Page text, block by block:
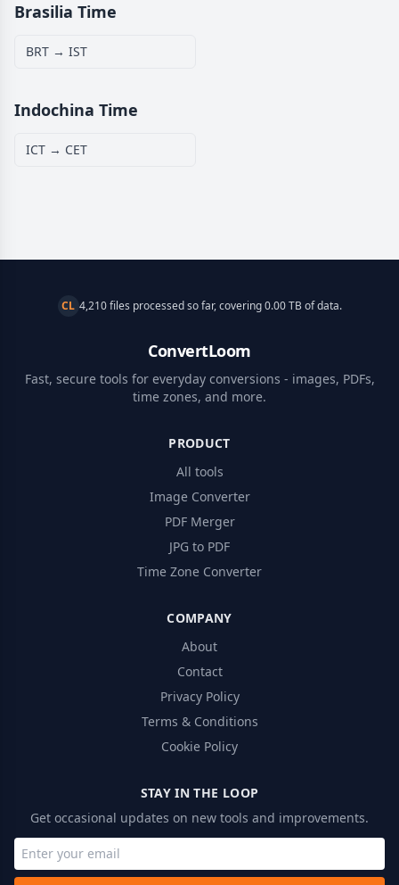
Brasilia Time
BRT → IST
Indochina Time
ICT → CET
CL 4,210 files processed so far, covering 0.00 TB of data.
ConvertLoom
Fast, secure tools for everyday conversions - images, PDFs,
time zones, and more.
PRODUCT
All tools
Image Converter
PDF Merger
JPG to PDF
Time Zone Converter
COMPANY
About
Contact
Privacy Policy
Terms & Conditions
Cookie Policy
STAY IN THE LOOP
Get occasional updates on new tools and improvements.